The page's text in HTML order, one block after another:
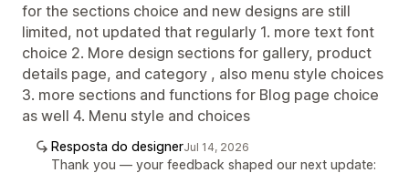
for the sections choice and new designs are still
limited, not updated that regularly 1. more text font
choice 2. More design sections for gallery, product
details page, and category , also menu style choices
3. more sections and functions for Blog page choice
as well 4. Menu style and choices
Resposta do designerJul 14, 2026
Thank you — your feedback shaped our next update: